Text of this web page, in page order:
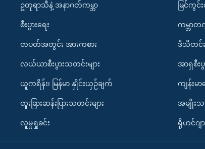
ဥတုရာသီနဲ့ အနာဂတ်ကမ္ဘာ
စီးပွားရေး
တပတ်အတွင်း အားကစား
လယ်ယာစီးပွားသတင်းများ
ယူကရိန်း၊ မြန်မာ နှိုင်းယှဉ်ချက်
ထူးခြားဆန်းပြားသတင်းများ
လူမှုရှုခင်း
မြင်ကွင်
ကမ္ဘာတ
ဒီသီတင်
အာရှစီးပွ
ကျန်းမာ
အမျိုးသ
ရိုဟင်ဂျ